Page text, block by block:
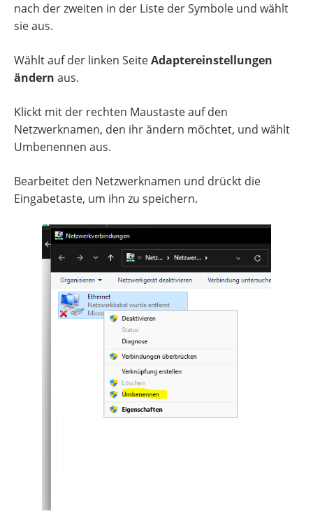
nach der zweiten in der Liste der Symbole und wählt
sie aus.
Wählt auf der linken SeiteAdaptereinstellungen
ändern aus.
Klickt mit der rechten Maustaste auf den
Netzwerknamen, den ihr ändern möchtet, und wählt
Umbenennen aus.
Bearbeitet den Netzwerknamen und drückt die
Eingabetaste, um ihn zu speichern.